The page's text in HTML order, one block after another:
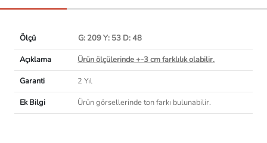
Ölçü
G: 209 Y: 53 D: 48
Açıklama
Ürün ölçülerinde +-3 cm farklılık olabilir.
Garanti
2 Yıl
Ek Bilgi
Ürün görsellerinde ton farkı bulunabilir.